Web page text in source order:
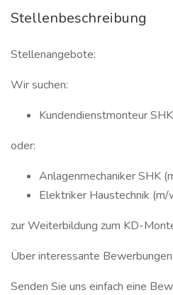
Stellenbeschreibung
Stellenangebote:
Wir suchen:
Kundendienstmonteur
oder:
Anlagenmechaniker SHK
Elektriker Haustechnik (m/
zur Weiterbildung zum KD-
Über interessante
Senden Sie uns einfach eine